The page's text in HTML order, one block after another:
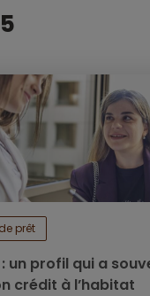
prêt
un profil qui a
crédit à l’habitat